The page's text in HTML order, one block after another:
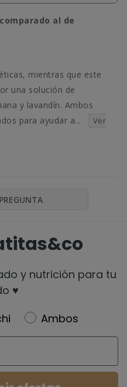
al de
mientras que este
una solución de
y lavandín. Ambos
para ayudar a...
Ver
y nutrición para tu
♥️
Ambos